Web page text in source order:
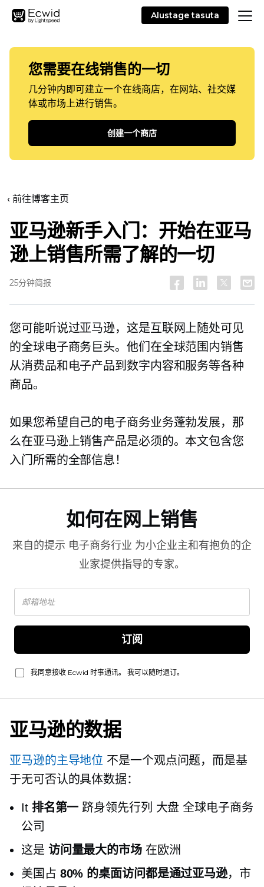
Alustage tasuta
您需要在线销售的一切
几分钟内即可建立一个在线商店，在网站、社交媒
体或市场上进行销售。
创建一个商店
‹ 前往博客主页
亚马逊新手入门：开始在亚马
逊上销售所需了解的一切
25分钟简报
您可能听说过亚马逊，这是互联网上随处可见
的全球电子商务巨头。他们在全球范围内销售
从消费品和电子产品到数字内容和服务等各种
商品。
如果您希望自己的电子商务业务蓬勃发展，那
么在亚马逊上销售产品是必须的。本文包含您
入门所需的全部信息！
如何在网上销售
来自的提示 电子商务行业 为小企业主和有抱负的企
业家提供指导的专家。
订阅
我同意接收 Ecwid 时事通讯。 我可以随时退订。
亚马逊的数据
亚马逊的主导地位 不是一个观点问题，而是基
于无可否认的具体数据：
It 排名第一 跻身领先行列 大盘 全球电子商务
公司
这是 访问量最大的市场在欧洲
美国占 80% 的桌面访问都是通过亚马逊，市